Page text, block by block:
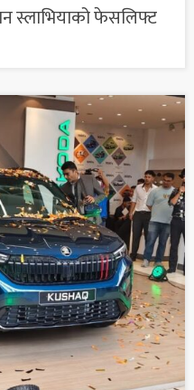
स्लाभियाको फेसलिफ्ट